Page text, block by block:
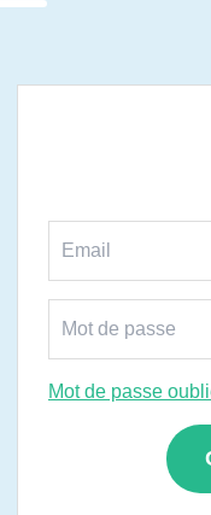
Mot de passe